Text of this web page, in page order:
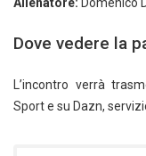
Allenatore: Domenico
Dove vedere la
L’incontro verrà
Sport e su Dazn,